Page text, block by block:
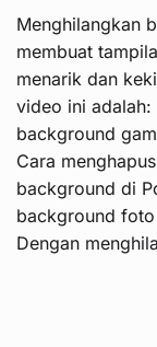
Menghilangkan
membuat
menarik dan
video ini adalah:
background
Cara
background di
background
Dengan